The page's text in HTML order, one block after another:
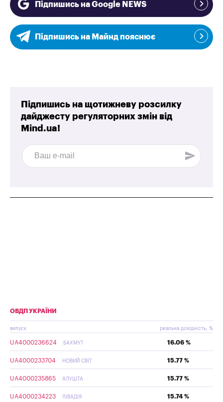
Підпишись на Google NEWS
Підпишись на Майнд пояснює
Підпишись на щотижневу розсилку
дайджесту регуляторних змін від
Mind.ua!
ОВДП УКРАЇНИ
випуск реальна дохідність, %
UA4000236624 БАХМУТ 16.06 %
UA4000233704 НОВИЙ СВІТ 15.77 %
UA4000235865 АЛУШТА 15.77 %
UA4000234223 ЛІВАДІЯ 15.74 %